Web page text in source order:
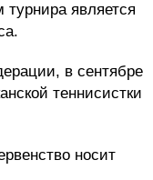
турнира является
в сентябре
теннисистки
носит